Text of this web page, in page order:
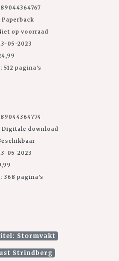
op voorraad
05-2023
512 pagina's
Digitale download
05-2023
368 pagina's
Stormvakt
Strindberg